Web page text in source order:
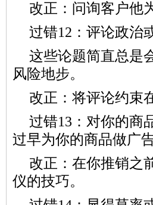
改正：问询客户他
过错12：评论政治
这些论题简直总是
风险地步。
改正：将评论约束
过错13：对你的商
过早为你的商品做广
改正：在你推销之
仪的技巧。